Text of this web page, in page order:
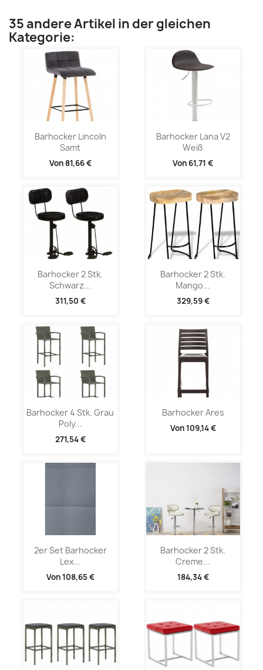
35 andere Artikel in der gleichen
Kategorie:
Barhocker Lincoln
Samt
Von 81,66 €
Barhocker Lana V2
Weiß
Von 61,71 €
Barhocker 2 Stk.
Schwarz...
311,50 €
Barhocker 2 Stk.
Mango...
329,59 €
Barhocker 4 Stk. Grau
Poly...
271,54 €
Barhocker Ares
Von109,14 €
2er Set Barhocker
Lex...
Von108,65 €
Barhocker 2 Stk.
Creme...
184,34 €